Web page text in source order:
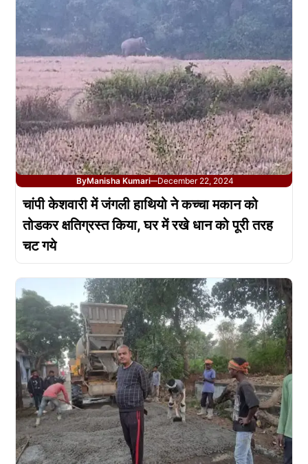
ByManisha Kumari—December 22, 2024
चांपी केशवारी में जंगली हाथियो ने कच्चा मकान को
तोडकर क्षतिग्रस्त किया, घर में रखे धान को पूरी तरह
चट गये